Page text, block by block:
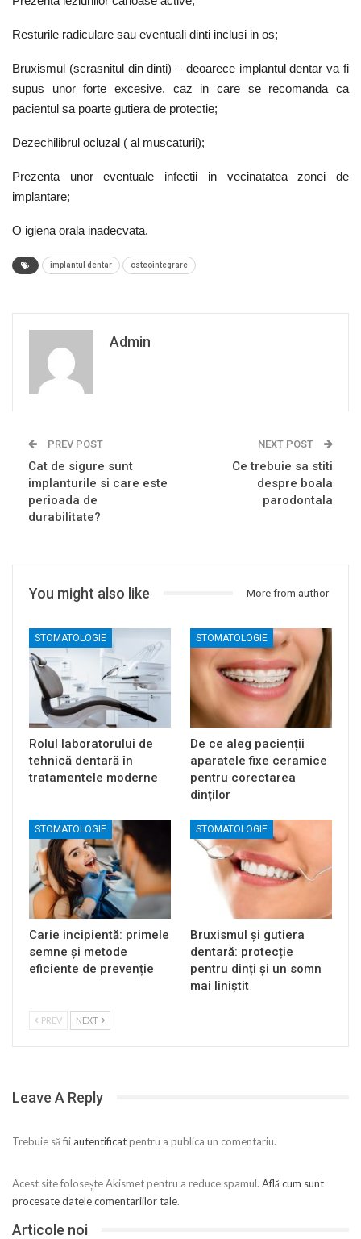
Resturile radiculare sau eventuali dinti inclusi in os;
Bruxismul (scrasnitul din dinti) – deoarece implantul dentar va fi
supus unor forte excesive, caz in care se recomanda ca
pacientul sa poarte gutiera de protectie;
Dezechilibrul ocluzal ( al muscaturii);
Prezenta unor eventuale infectii in vecinatatea zonei de
implantare;
O igiena orala inadecvata.
implantul dentar osteointegrare
Admin
PREV POST
Cat de sigure sunt
implanturile si care este
perioada de
durabilitate?
NEXT POST
Ce trebuie sa stiti
despre boala
parodontala
You might also like More from author
STOMATOLOGIE
Rolul laboratorului de
tehnică dentară în
tratamentele moderne
STOMATOLOGIE
De ce aleg pacienții
aparatele fixe ceramice
pentru corectarea
dinților
STOMATOLOGIE
Carie incipientă: primele
semne și metode
eficiente de prevenție
STOMATOLOGIE
Bruxismul și gutiera
dentară: protecție
pentru dinți și un somn
mai liniștit
PREV NEXT
Leave A Reply
Trebuie să fii autentificatpentru a publica un comentariu.
Acest site folosește Akismet pentru a reduce spamul. Află cum sunt
procesate datele comentariilor tale.
Articole noi